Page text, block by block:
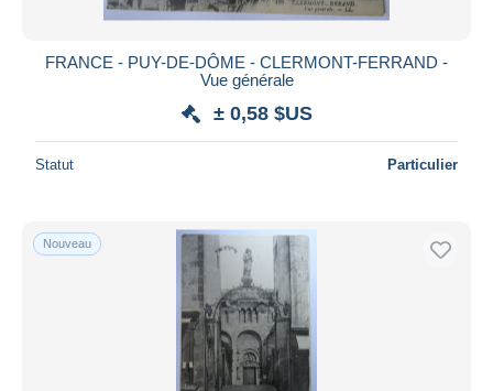
FRANCE - PUY-DE-DÔME - CLERMONT-FERRAND -
Vue générale
± 0,58 $US
Statut Particulier
Nouveau